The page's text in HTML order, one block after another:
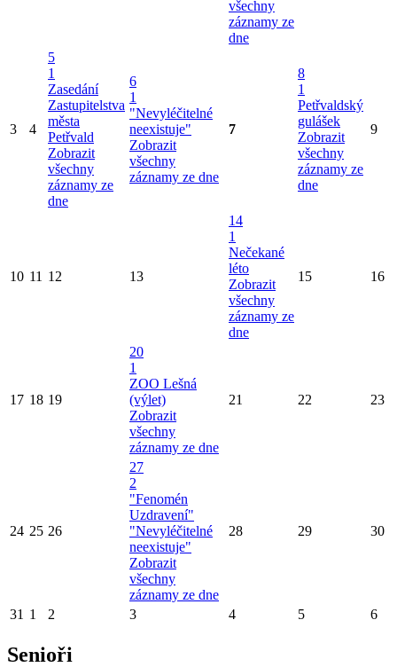
všechny
záznamy ze
dne
3 4
5
1
Zasedání
Zastupitelstva
města
Petřvald
Zobrazit
všechny
záznamy ze
dne
6
1
"Nevyléčitelné
neexistuje"
Zobrazit
všechny
záznamy ze dne
7
8
1
Petřvaldský
gulášek
Zobrazit
všechny
záznamy ze
dne
9
10 11 12 13
14
1
Nečekané
léto
Zobrazit
všechny
záznamy ze
dne
15 16
17 18 19
20
1
ZOO Lešná
(výlet)
Zobrazit
všechny
záznamy ze dne
21 22 23
24 25 26
27
2
"Fenomén
Uzdravení"
"Nevyléčitelné
neexistuje"
Zobrazit
všechny
záznamy ze dne
28 29 30
31 1 2 3 4 5 6
Senioři